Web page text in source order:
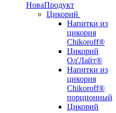
НоваПродукт
Цикорий
Напитки из
цикория
Chikoroff®
Цикорий
Ол'Лайт®
Напитки из
цикория
Chikoroff®
порционный
Цикорий